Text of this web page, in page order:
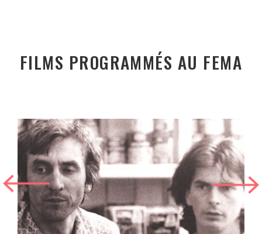
FILMS PROGRAMMÉS AU FEMA